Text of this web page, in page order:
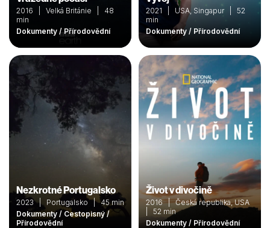
2016 | Velká Británie | 48
min
Dokumenty / Přírodovědní
2021 | USA, Singapur | 52
min
Dokumenty / Přírodovědní
Nezkrotné Portugalsko
2023 | Portugalsko | 45 min
Dokumenty / Cestopisný /
Přírodovědní
Život v divočině
2016 | Česká republika, USA
| 52 min
Dokumenty / Přírodovědní